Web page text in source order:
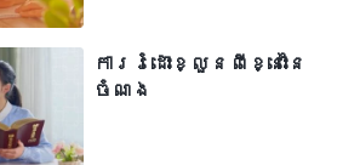
ជំនុំ ប៉ុន្តែក្នុងចំណោម
ដែលគិតគូរអំពីបន្ទុករបស់
យពិតប្រាកដ? ចូរសួរ
ា៖ តើអ្នកជាមនុស្សម្នាក់
ការរំដោះខ្លួនពីខ្នោះនៃ
ចំណង